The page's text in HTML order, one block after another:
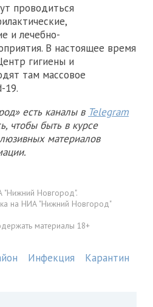
проводиться
и лечебно-
В настоящее время
гигиены и
там массовое
19.
есть каналы в Telegram
чтобы быть в курсе
материалов
Новгород".
на НИА "Нижний Новгород"
материалы 18+
Инфекция Карантин